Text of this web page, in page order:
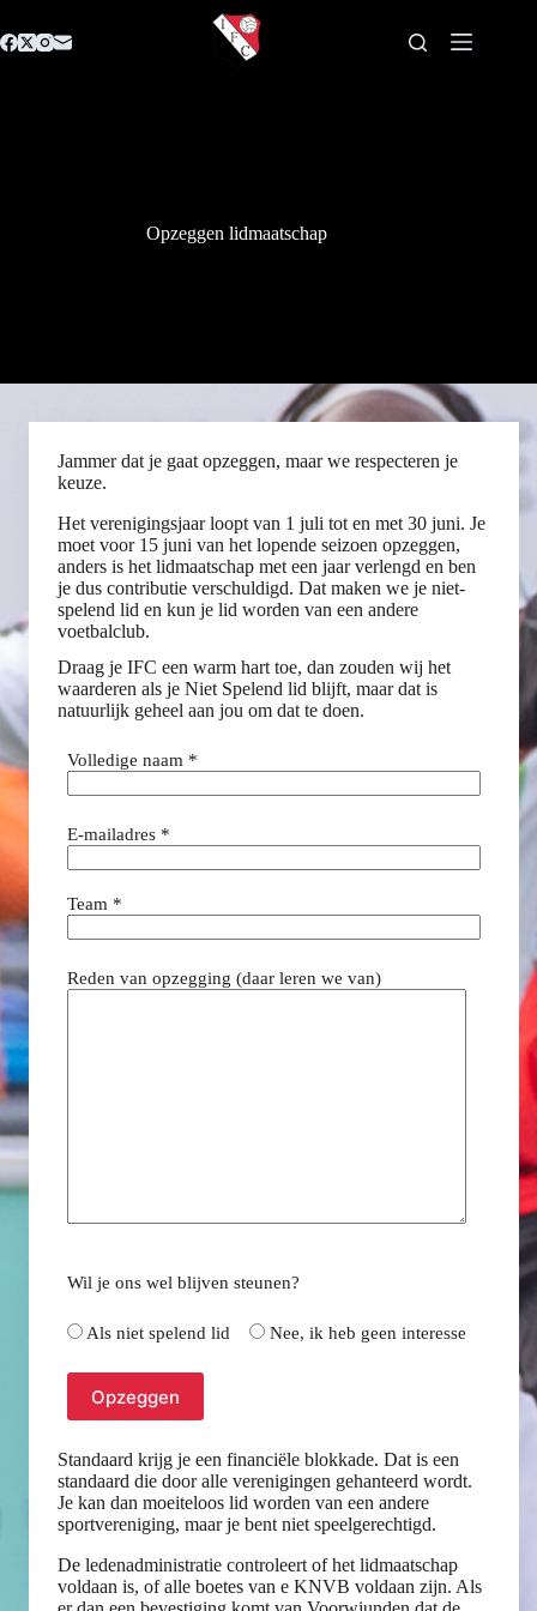
naar
de
Opzeggen lidmaatschap
Jammer dat je gaat opzeggen, maar we respecteren je
keuze.
Het verenigingsjaar loopt van 1 juli tot en met 30 juni. Je
moet voor 15 juni van het lopende seizoen opzeggen,
anders is het lidmaatschap met een jaar verlengd en ben
je dus contributie verschuldigd. Dat maken we je niet-
spelend lid en kun je lid worden van een andere
voetbalclub.
Draag je IFC een warm hart toe, dan zouden wij het
waarderen als je Niet Spelend lid blijft, maar dat is
natuurlijk geheel aan jou om dat te doen.
Volledige naam *
E-mailadres *
Team *
Reden van opzegging (daar leren we van)
Wil je ons wel blijven steunen?
Als niet spelend lid Nee, ik heb geen interesse
Standaard krijg je een financiële blokkade. Dat is een
standaard die door alle verenigingen gehanteerd wordt.
Je kan dan moeiteloos lid worden van een andere
sportvereniging, maar je bent niet speelgerechtigd.
De ledenadministratie controleert of het lidmaatschap
voldaan is, of alle boetes van e KNVB voldaan zijn. Als